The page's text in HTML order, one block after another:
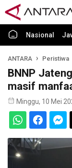
Nasional
ANTARA Peristiwa
BNNP
masif
Minggu, 10 Mei